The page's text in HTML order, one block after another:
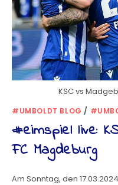
KSC vs
#UMBOLDT BLOG /
#eimspiel live:
FC Magdeburg
Am Sonntag, den